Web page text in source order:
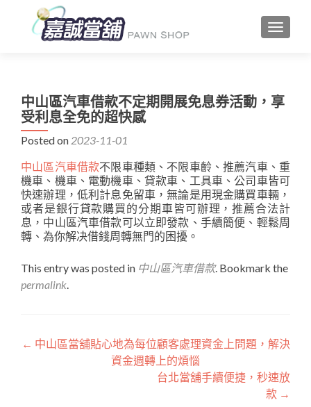
中山區汽車借款不定期開展免息券活動，享
受利息全免的超快感
Posted on 2023-11-01
中山區汽車借款不限車種類、不限車齡、推薦汽車、重
機車、機車、電動機車、貸款車、工具車、公司車皆可
快速辦理，低利計息免留車，無論是用現金購買車輛，
或者是銀行貸款購買的分期車皆可辦理，推薦合法計
息，中山區汽車借款可以立即發款、手續簡便、輕鬆周
轉、為你解决借錢周轉無門的困擾。
This entry was posted in 中山區汽車借款. Bookmark the
permalink.
文
← 中山區當舖貼心地為每位顧客處理資金上問題，解決
資金週轉上的煩惱
台北當舖手續便捷，秒速放
款 →